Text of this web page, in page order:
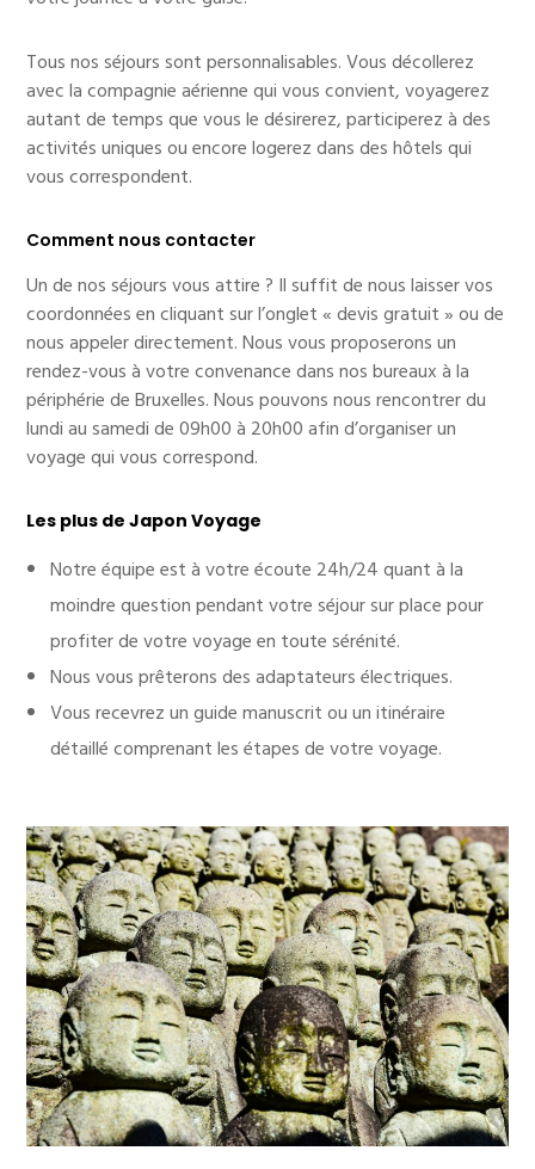
Tous nos séjours sont personnalisables. Vous décollerez
avec la compagnie aérienne qui vous convient, voyagerez
autant de temps que vous le désirerez, participerez à des
activités uniques ou encore logerez dans des hôtels qui
vous correspondent.
Comment nous contacter
Un de nos séjours vous attire ? Il suffit de nous laisser vos
coordonnées en cliquant sur l’onglet « devis gratuit » ou de
nous appeler directement. Nous vous proposerons un
rendez-vous à votre convenance dans nos bureaux à la
périphérie de Bruxelles. Nous pouvons nous rencontrer du
lundi au samedi de 09h00 à 20h00 afin d’organiser un
voyage qui vous correspond.
Les plus de Japon Voyage
Notre équipe est à votre écoute 24h/24 quant à la
moindre question pendant votre séjour sur place pour
profiter de votre voyage en toute sérénité.
Nous vous prêterons des adaptateurs électriques.
Vous recevrez un guide manuscrit ou un itinéraire
détaillé comprenant les étapes de votre voyage.